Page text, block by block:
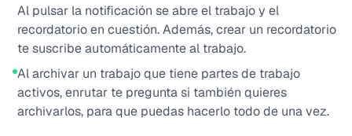
Al pulsar la notificación se abre el trabajo y el
recordatorio en cuestión. Además, crear un recordatorio
te suscribe automáticamente al trabajo.
Al archivar un trabajo que tiene partes de trabajo
activos, enrutar te pregunta si también quieres
archivarlos, para que puedas hacerlo todo de una vez.